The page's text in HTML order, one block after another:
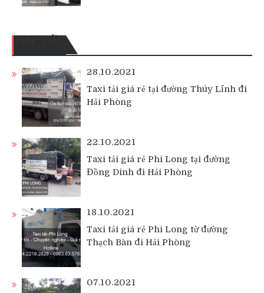
TIN TỨC
28.10.2021
Taxi tải giá rẻ tại đường Thúy Lĩnh đi
Hải Phòng
22.10.2021
Taxi tải giá rẻ Phi Long tại đường
Đồng Dinh đi Hải Phòng
18.10.2021
Taxi tải giá rẻ Phi Long từ đường
Thạch Bàn đi Hải Phòng
07.10.2021